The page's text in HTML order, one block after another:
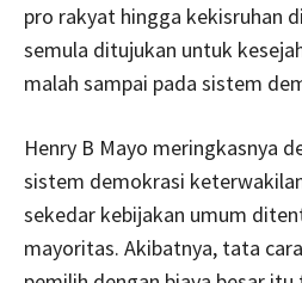
pro rakyat hingga kekisruhan
semula ditujukan untuk
malah sampai pada sistem
Henry B Mayo meringkasnya
sistem demokrasi
sekedar kebijakan umum
mayoritas. Akibatnya, tata